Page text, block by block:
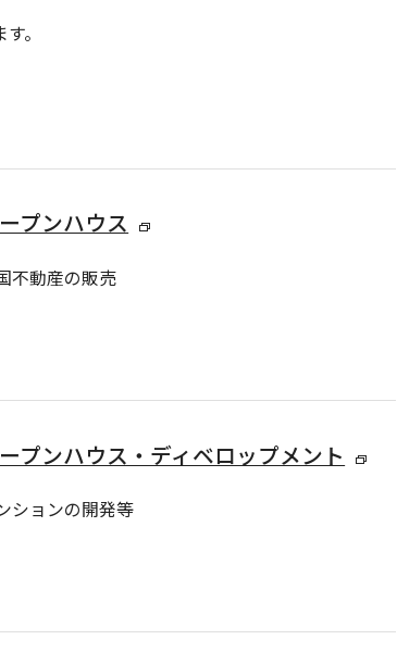
。
プンハウス
不動産の販売
プンハウス・ディベロップメント
ションの開発等